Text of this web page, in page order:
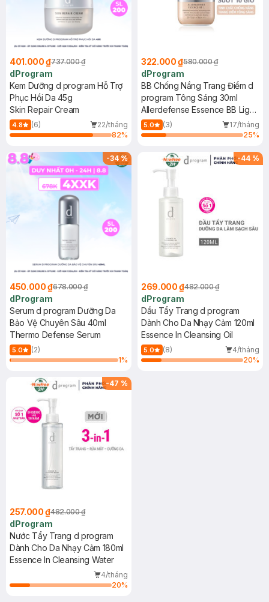
401.000 ₫737.000 ₫
dProgram
Kem Dưỡng d program Hỗ Trợ
Phục Hồi Da 45g
Skin Repair Cream
4.8 (6)
22/tháng
82%
322.000 ₫580.000 ₫
dProgram
BB Chống Nắng Trang Điểm d
program Tông Sáng 30ml
Allerdefense Essence BB Light
SPF50+ PA+++
5.0 (3)
17/tháng
25%
-34%
450.000 ₫678.000 ₫
dProgram
Serum d program Dưỡng Da
Bảo Vệ Chuyên Sâu 40ml
Thermo Defense Serum
5.0
(2)
1%
-44 %
269.000 ₫482.000 ₫
dProgram
Dầu Tẩy Trang d program
Dành Cho Da Nhạy Cảm 120ml
Essence In Cleansing Oil
5.0 (8)
4/tháng
20%
-47 %
257.000 ₫482.000 ₫
dProgram
Nước Tẩy Trang d program
Dành Cho Da Nhạy Cảm 180ml
Essence In Cleansing Water
4/tháng
20%